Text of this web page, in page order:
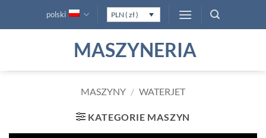
polski PLN ( zł )
MASZYNERIA
MASZYNY / WATERJET
KATEGORIE MASZYN